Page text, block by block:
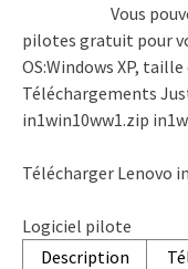
Vous
pilotes gratuit pour
OS:Windows XP,
Téléchargements
in1win10ww1.zip
Télécharger Lenovo
Logiciel pilote
Description